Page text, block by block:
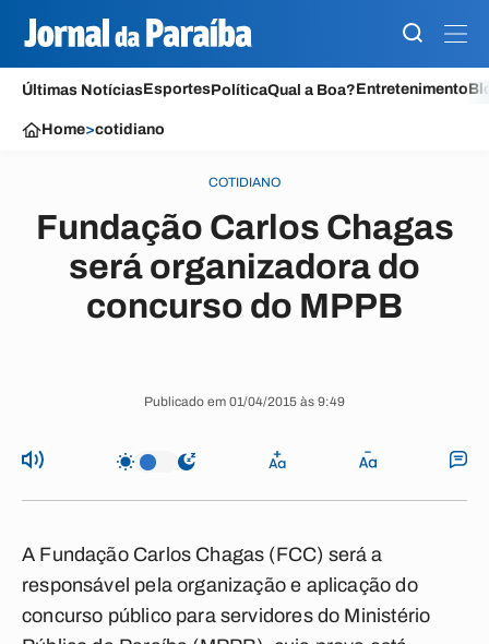
Últimas NotíciasEsportesPolíticaQual a Boa?Entretenimento
Home>cotidiano
COTIDIANO
Fundação Carlos Chagas
será organizadora do
concurso do MPPB
Publicado em 01/04/2015 às 9:49
A Fundação Carlos Chagas (FCC) será a
responsável pela organização e aplicação do
concurso público para servidores do Ministério